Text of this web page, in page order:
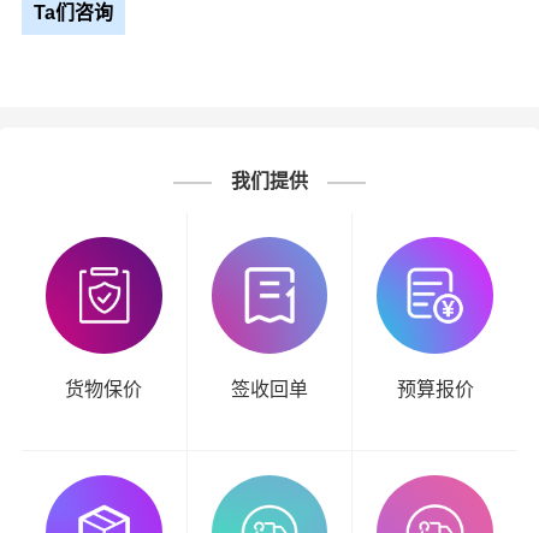
Ta们咨询
我们提供
货物保价 签收回单 预算报价